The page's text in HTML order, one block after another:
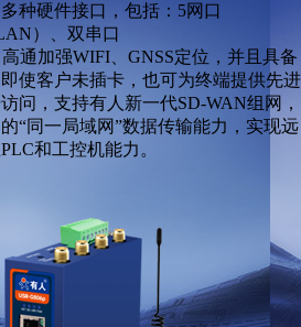
种硬件接口，包括：5网口
）、双串口
高通加强WIFI、GNSS定位，并且具备
使客户未插卡，也可为终端提供先进
问，支持有人新一代SD-WAN组网，
“同一局域网”数据传输能力，实现远
和工控机能力。